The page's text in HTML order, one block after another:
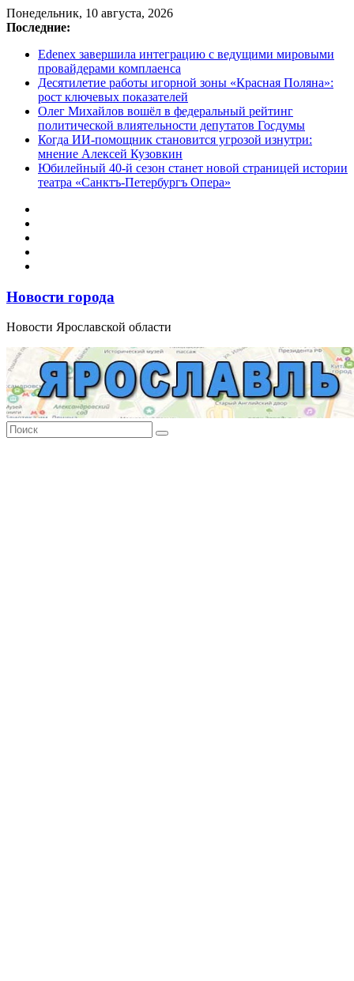
Перейти
к
Понедельник, 10 августа, 2026
Последние:
Edenex завершила интеграцию с ведущими мировыми
провайдерами комплаенса
Десятилетие работы игорной зоны «Красная Поляна»:
рост ключевых показателей
Олег Михайлов вошёл в федеральный рейтинг
политической влиятельности депутатов Госдумы
Когда ИИ-помощник становится угрозой изнутри:
мнение Алексей Кузовкин
Юбилейный 40-й сезон станет новой страницей истории
театра «Санктъ-Петербургъ Опера»
Новости города
Новости Ярославской области